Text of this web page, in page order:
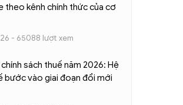
theo kênh chính thức của cơ
- 65088 lượt xem
sách thuế năm 2026: Hệ
bước vào giai đoạn đổi mới